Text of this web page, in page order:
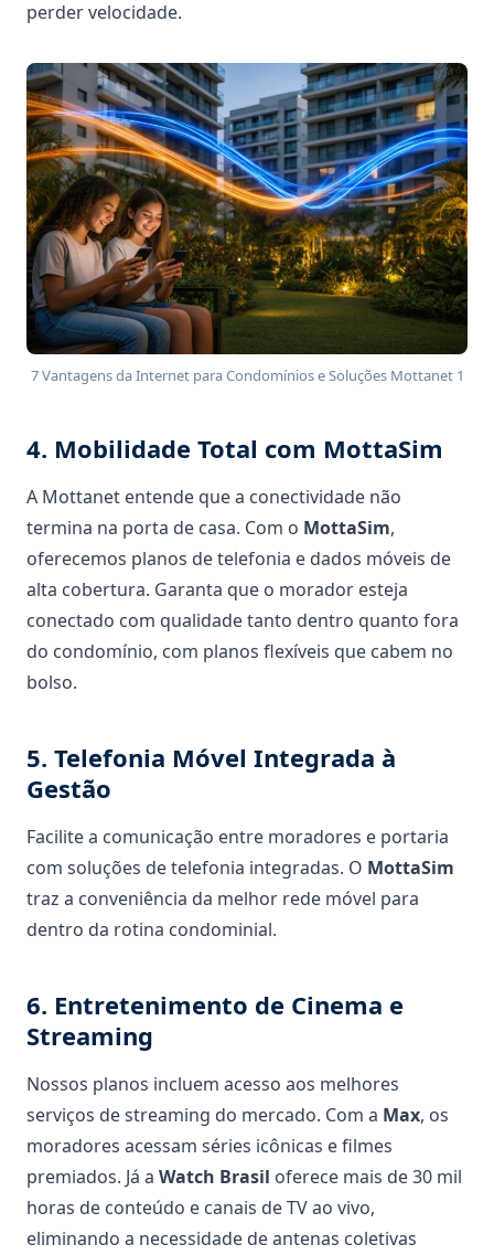
perder velocidade.
7 Vantagens da Internet para Condomínios e Soluções Mottanet 1
4. Mobilidade Total com MottaSim
A Mottanet entende que a conectividade não
termina na porta de casa. Com o MottaSim,
oferecemos planos de telefonia e dados móveis de
alta cobertura. Garanta que o morador esteja
conectado com qualidade tanto dentro quanto fora
do condomínio, com planos flexíveis que cabem no
bolso.
5. Telefonia Móvel Integrada à
Gestão
Facilite a comunicação entre moradores e portaria
com soluções de telefonia integradas. O MottaSim
traz a conveniência da melhor rede móvel para
dentro da rotina condominial.
6. Entretenimento de Cinema e
Streaming
Nossos planos incluem acesso aos melhores
serviços de streaming do mercado. Com a Max, os
moradores acessam séries icônicas e filmes
premiados. Já a Watch Brasil oferece mais de 30 mil
horas de conteúdo e canais de TV ao vivo,
eliminando a necessidade de antenas coletivas